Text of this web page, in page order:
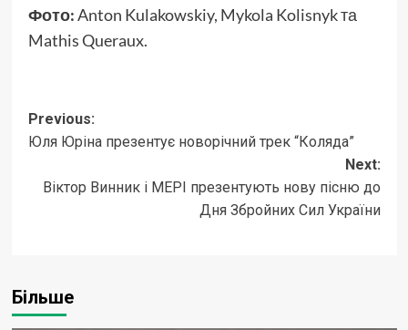
Фото:Anton Kulakowskiy, Mykola Kolisnyk та
Mathis Queraux.
Post
navigation
Previous:
Юля Юріна презентує новорічний трек “Коляда”
Next:
Віктор Винник і МЕРІ презентують нову пісню до
Дня Збройних Сил України
Більше